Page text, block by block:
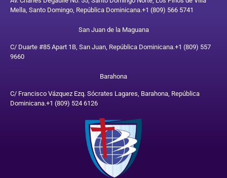
Mella, Santo Domingo, República Dominicana.+1 (809) 566 5741
San Juan de la Maguana
C/ Duarte #85 Apart 1B, San Juan, República Dominicana.+1 (809) 557
9660
Barahona
C/ Francisco Vázquez Ezq. Sócrates Lagares, Barahona, República
Dominicana.+1 (809) 524 6126